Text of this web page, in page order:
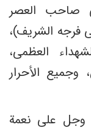
صاحب العصر
فرجه الشريف)،
العظمى،
وجميع الأحرار
وجل على نعمة